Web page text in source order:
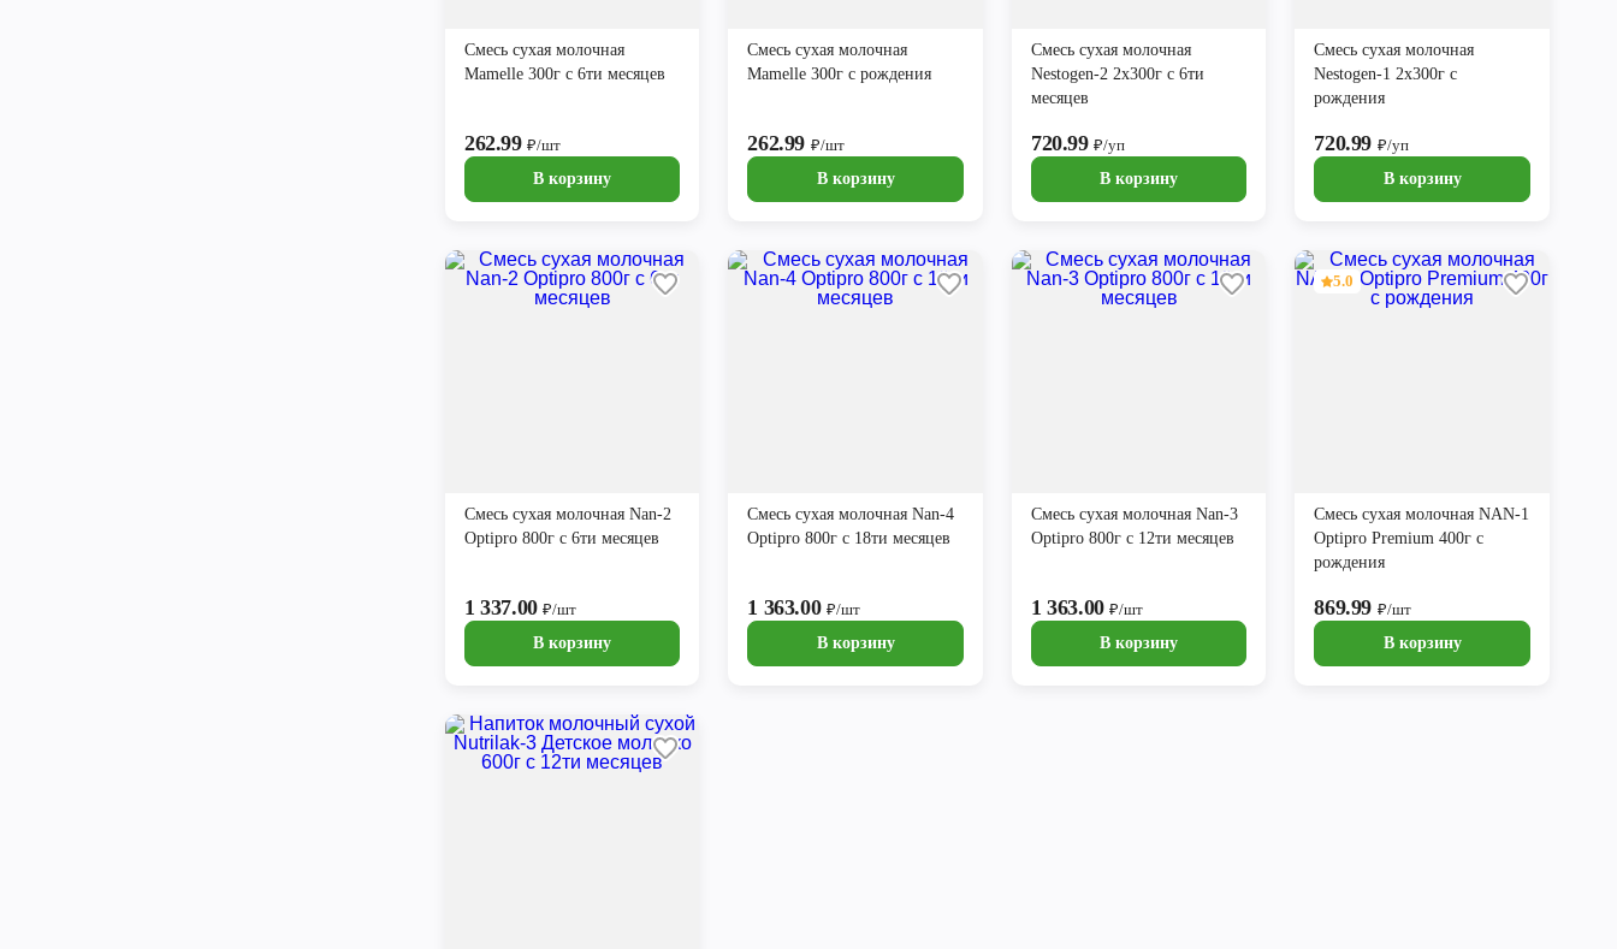
Смесь сухая молочная
Mamelle 300г с 6ти месяцев
262.99₽/шт
В корзину
Смесь сухая молочная
Mamelle 300г с рождения
262.99 ₽/шт
В корзину
Смесь сухая молочная
Nestogen-2 2х300г с 6ти
месяцев
720.99₽/уп
В корзину
Смесь сухая молочная
Nestogen-1 2х300г с
рождения
720.99 ₽/уп
В корзину
Смесь сухая молочная Nan-2
Optipro 800г с 6ти месяцев
1 337.00₽/шт
В корзину
Смесь сухая молочная Nan-4
Optipro 800г с 18ти месяцев
1 363.00 ₽/шт
В корзину
Смесь сухая молочная Nan-3
Optipro 800г с 12ти месяцев
1 363.00₽/шт
В корзину
5.0
Смесь сухая молочная NAN-1
Optipro Premium 400г с
рождения
869.99 ₽/шт
В корзину